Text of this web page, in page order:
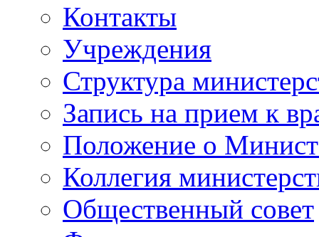
Контакты
Учреждения
Структура
Запись на прием к
Положение о
Коллегия
Общественный совет